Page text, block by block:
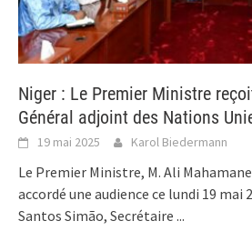
Niger : Le Premier Ministre
Général adjoint des Nations
19 mai 2025 Karol Biedermann
Le Premier Ministre, M. Ali
accordé une audience ce lundi 19 mai
Santos Simão, Secrétaire ...